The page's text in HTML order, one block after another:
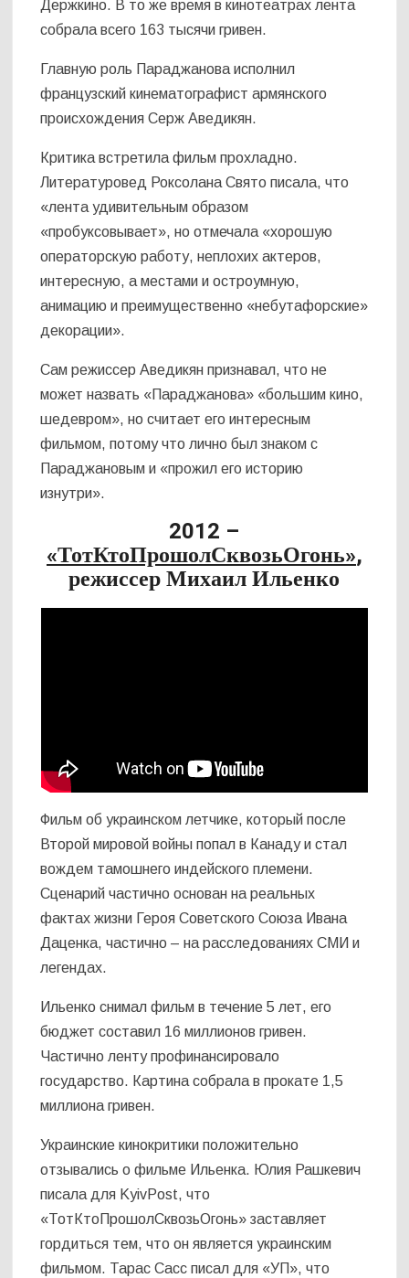
Держкино. В то же время в кинотеатрах лента
собрала всего 163 тысячи гривен.
Главную роль Параджанова исполнил
французский кинематографист армянского
происхождения Серж Аведикян.
Критика встретила фильм прохладно.
Литературовед Роксолана Свято писала, что
«лента удивительным образом
«пробуксовывает», но отмечала «хорошую
операторскую работу, неплохих актеров,
интересную, а местами и остроумную,
анимацию и преимущественно «небутафорские»
декорации».
Сам режиссер Аведикян признавал, что не
может назвать «Параджанова» «большим кино,
шедевром», но считает его интересным
фильмом, потому что лично был знаком с
Параджановым и «прожил его историю
изнутри».
2012 –
«ТотКтоПрошолСквозьОгонь»,
режиссер Михаил Ильенко
Фильм об украинском летчике, который после
Второй мировой войны попал в Канаду и стал
вождем тамошнего индейского племени.
Сценарий частично основан на реальных
фактах жизни Героя Советского Союза Ивана
Даценка, частично – на расследованиях СМИ и
легендах.
Ильенко снимал фильм в течение 5 лет, его
бюджет составил 16 миллионов гривен.
Частично ленту профинансировало
государство. Картина собрала в прокате 1,5
миллиона гривен.
Украинские кинокритики положительно
отзывались о фильме Ильенка. Юлия Рашкевич
писала для KyivPost, что
«ТотКтоПрошолСквозьОгонь» заставляет
гордиться тем, что он является украинским
фильмом. Тарас Сасс писал для «УП», что